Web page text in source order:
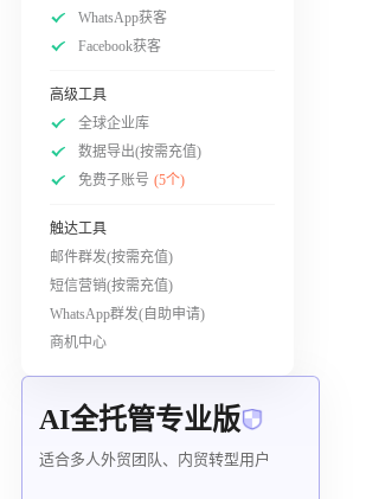
WhatsApp获客
Facebook获客
高级工具
全球企业库
数据导出(按需充值)
免费子账号 (5个)
触达工具
邮件群发(按需充值)
短信营销(按需充值)
WhatsApp群发(自助申请)
商机中心
AI全托管专业版
适合多人外贸团队、内贸转型用户